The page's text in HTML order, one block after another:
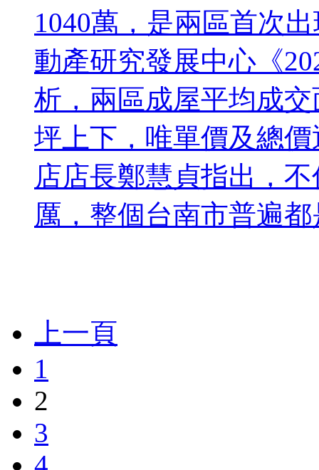
1040萬，是兩區首次
動產研究發展中心《
析，兩區成屋平均成
坪上下，唯單價及總
店店長鄭慧貞指出，
厲，整個台南市普遍
上一頁
1
2
3